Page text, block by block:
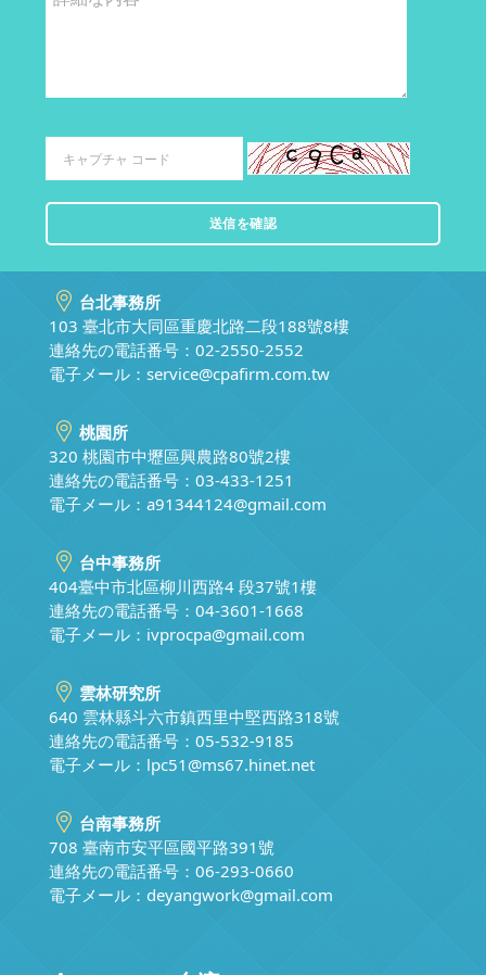
台北事務所
103 臺北市大同區重慶北路二段188號8樓
連絡先の電話番号：02-2550-2552
電子メール： service@cpafirm.com.tw
桃園所
320 桃園市中壢區興農路80號2樓
連絡先の電話番号：03-433-1251
電子メール： a91344124@gmail.com
台中事務所
404臺中市北區柳川西路4 段37號1樓
連絡先の電話番号：04-3601-1668
電子メール： ivprocpa@gmail.com
雲林研究所
640 雲林縣斗六市鎮西里中堅西路318號
連絡先の電話番号：05-532-9185
電子メール： lpc51@ms67.hinet.net
台南事務所
708 臺南市安平區國平路391號
連絡先の電話番号：06-293-0660
電子メール： deyangwork@gmail.com